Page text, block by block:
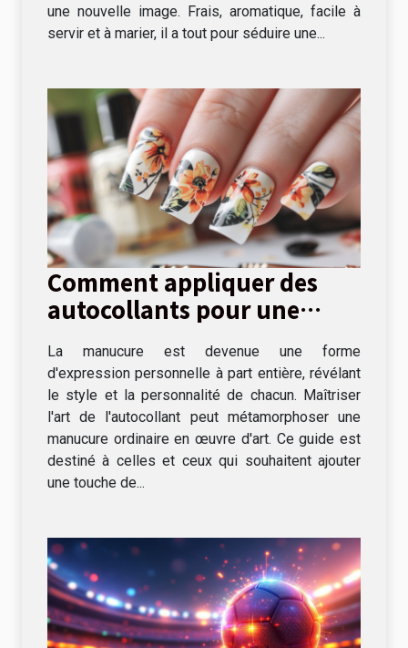
une nouvelle image. Frais, aromatique, facile à
servir et à marier, il a tout pour séduire une...
Comment appliquer des
autocollants pour une
La manucure est devenue une forme
d'expression personnelle à part entière, révélant
le style et la personnalité de chacun. Maîtriser
l'art de l'autocollant peut métamorphoser une
manucure ordinaire en œuvre d'art. Ce guide est
destiné à celles et ceux qui souhaitent ajouter
une touche de...